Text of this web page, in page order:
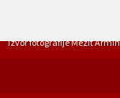
Izvor fotografije Mezit Armin